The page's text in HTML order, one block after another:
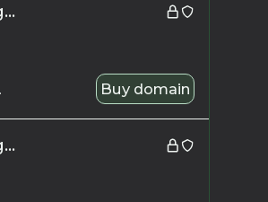
Buy domain